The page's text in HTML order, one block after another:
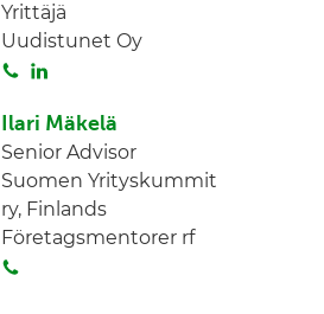
Yrittäjä
Uudistunet Oy
S
i
t
a
n
k
e
d
I
Ilari Mäkelä
Senior Advisor
Suomen Yrityskummit
ry, Finlands
Företagsmentorer rf